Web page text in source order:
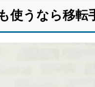
使うなら移転